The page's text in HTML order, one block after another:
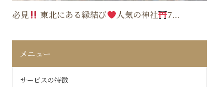
必見 東北にある縁結び 人気の神社 7...
メニュー
サービスの特徴